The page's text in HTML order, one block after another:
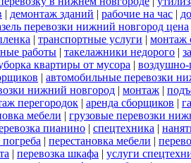
| демонтаж зданий | рабочие на час |
перевозки нижний новгород цена
| транспортные услуги | монтаж
работы | такелажники недорого |
квартиры от мусора | воздушно-
| автомобильные перевозки
нижний новгород | монтаж |
перегородок | аренда сборщиков |
мебели | грузовые перевозки
пианино | спецтехника |
| перестановка мебели |
| перевозка шкафа | услуги